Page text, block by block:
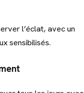
l’éclat, avec un
sensibilisés.